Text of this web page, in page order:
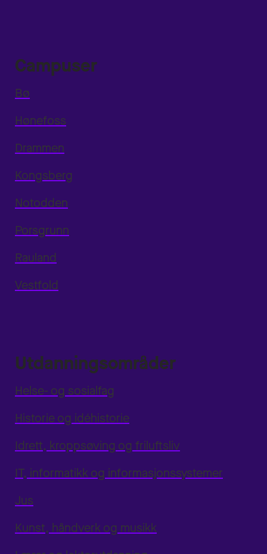
Campuser
Bø
Hønefoss
Drammen
Kongsberg
Notodden
Porsgrunn
Rauland
Vestfold
Utdanningsområder
Helse- og sosialfag
Historie og idéhistorie
Idrett, kroppsøving og friluftsliv
IT, informatikk og informasjonssystemer
Jus
Kunst, håndverk og musikk